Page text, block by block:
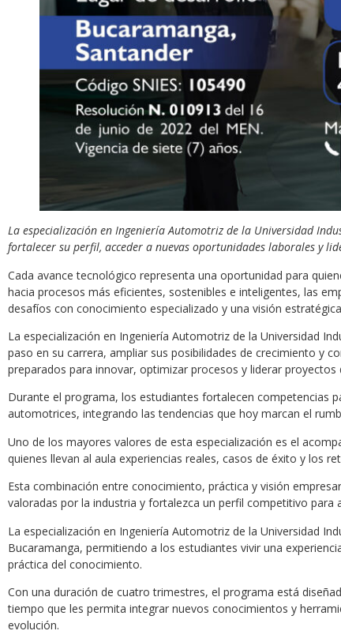
La especialización en Ingeniería Automotriz de la Universidad
fortalecer su perfil, acceder a nuevas oportunidades laborales y
Cada avance tecnológico representa una oportunidad para
hacia procesos más eficientes, sostenibles e inteligentes, las
desafíos con conocimiento especializado y una visión
La especialización en Ingeniería Automotriz de la Universidad
paso en su carrera, ampliar sus posibilidades de crecimiento y
preparados para innovar, optimizar procesos y liderar proyectos
Durante el programa, los estudiantes fortalecen competencias
automotrices, integrando las tendencias que hoy marcan el
Uno de los mayores valores de esta especialización es el
quienes llevan al aula experiencias reales, casos de éxito y los
Esta combinación entre conocimiento, práctica y visión
valoradas por la industria y fortalezca un perfil competitivo para
La especialización en Ingeniería Automotriz de la Universidad
Bucaramanga, permitiendo a los estudiantes vivir una
práctica del conocimiento.
Con una duración de cuatro trimestres, el programa está
tiempo que les permita integrar nuevos conocimientos y
evolución.